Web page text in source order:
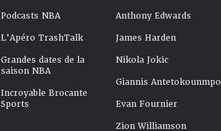
Podcasts NBA
L'Apéro TrashTalk
Grandes dates de la
saison NBA
Incroyable Brocante
Sports
Anthony Edwards
James Harden
Nikola Jokic
Giannis Antetokounmpo
Evan Fournier
Zion Williamson